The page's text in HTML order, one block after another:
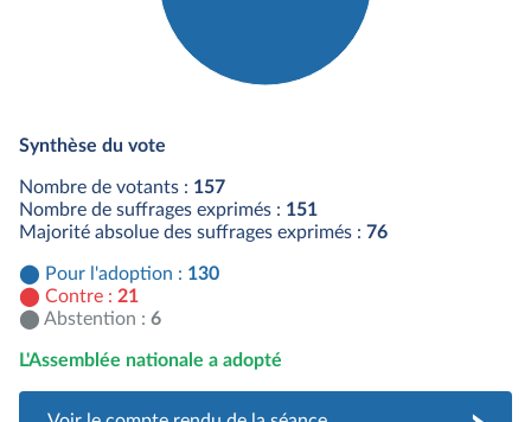
Synthèse du vote
Nombre de votants : 157
Nombre de suffrages exprimés : 151
Majorité absolue des suffrages exprimés : 76
Pour l'adoption : 130
Contre : 21
Abstention : 6
L'Assemblée nationale a adopté